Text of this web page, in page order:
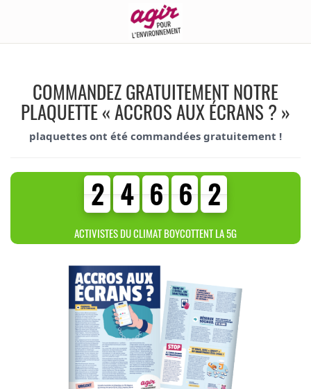
COMMANDEZ GRATUITEMENT NOTRE
PLAQUETTE « ACCROS AUX ÉCRANS ? »
plaquettes ont été commandées gratuitement !
2
2 4
3
4 6
0
6 6
4
6 2
9
2
ACTIVISTES DU CLIMAT BOYCOTTENT LA 5G